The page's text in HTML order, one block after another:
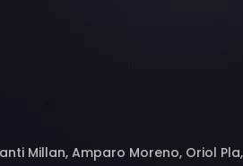
Millan, Amparo Moreno, Oriol